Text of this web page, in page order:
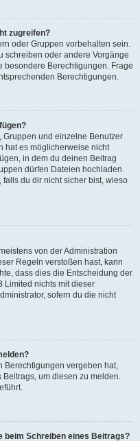
zugreifen?
oder Gruppen vorbehalten sein.
schreiben oder andere Vorgänge
besondere Berechtigungen. Frage
Berechtigungen.
Gruppen und einzelne Benutzer
hat es möglicherweise nicht
in dem du deinen Beitrag
dürfen Dateien hochladen.
du dir nicht sicher bist, wieso
von der Administration
Regeln verstoßen hast, kann
dass dies die Entscheidung der
Limited nichts mit dieser
sofern du die nicht
Berechtigungen vergeben hat,
um diesen zu melden.
beim Schreiben eines Beitrags?